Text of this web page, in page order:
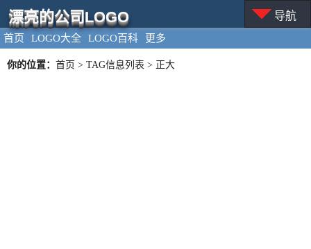
首页 LOGO大全 LOGO百科 更多
漂亮的公司LOGO 导航
你的位置： 首页 > TAG信息列表 > 正大